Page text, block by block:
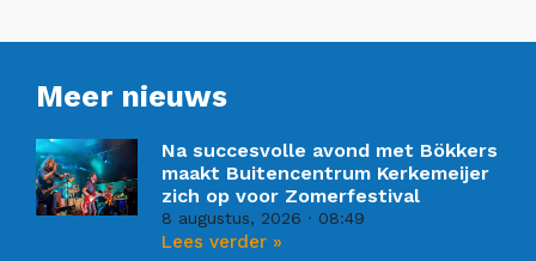
Meer nieuws
Na succesvolle avond met Bökkers
maakt Buitencentrum Kerkemeijer
zich op voor Zomerfestival
8 augustus, 2026 08:49
Lees verder »